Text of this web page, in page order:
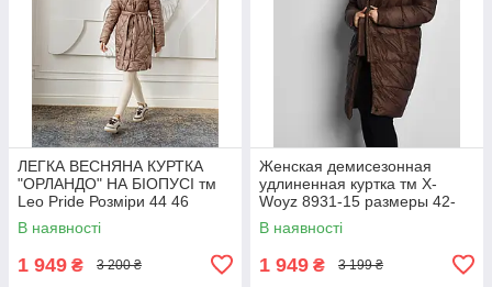
ЛЕГКА ВЕСНЯНА КУРТКА
"ОРЛАНДО" НА БІОПУСІ тм
Leo Pride Розміри 44 46
В наявності
1 949 ₴ 3 200 ₴
Женская демисезонная
удлиненная куртка тм X-
Woyz 8931-15 размеры 42-
48
В наявності
1 949 ₴ 3 199 ₴